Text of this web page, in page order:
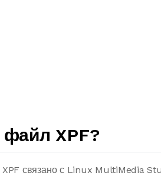
файл XPF?
связано с Linux MultiMedia